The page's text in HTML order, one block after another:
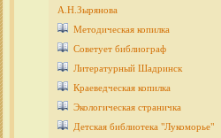
А.Н.Зырянова
Методическая копилка
Советует библиограф
Литературный Шадринск
Краеведческая копилка
Экологическая страничка
Детcкая библиотека "Лукоморье"